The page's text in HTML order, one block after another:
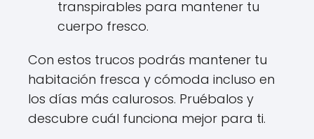
transpirables para mantener tu
cuerpo fresco.
Con estos trucos podrás mantener tu
habitación fresca y cómoda incluso en
los días más calurosos. Pruébalos y
descubre cuál funciona mejor para ti.